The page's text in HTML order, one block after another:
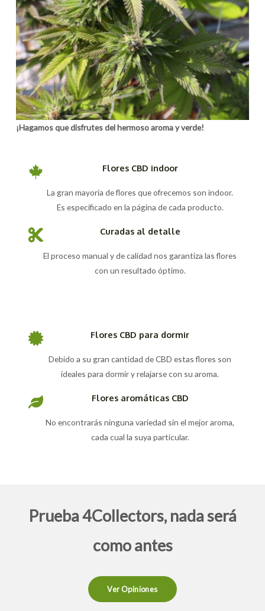
¡Hagamos que disfrutes del hermoso aroma y verde!
Flores CBD indoor
La gran mayoría de flores que ofrecemos son indoor.
Es especificado en la página de cada producto.
Curadas al detalle
El proceso manual y de calidad nos garantiza las flores
con un resultado óptimo.
Flores CBD para dormir
Debido a su gran cantidad de CBD estas flores son
ideales para dormir y relajarse con su aroma.
Flores aromáticas CBD
No encontrarás ninguna variedad sin el mejor aroma,
cada cual la suya particular.
Prueba 4Collectors, nada será
como antes
Ver Opiniones